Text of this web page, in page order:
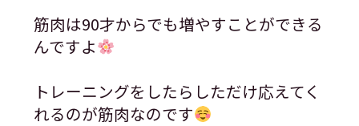
筋肉は90才からでも増やすことができる
んですよ
トレーニングをしたらしただけ応えてく
れるのが筋肉なのです